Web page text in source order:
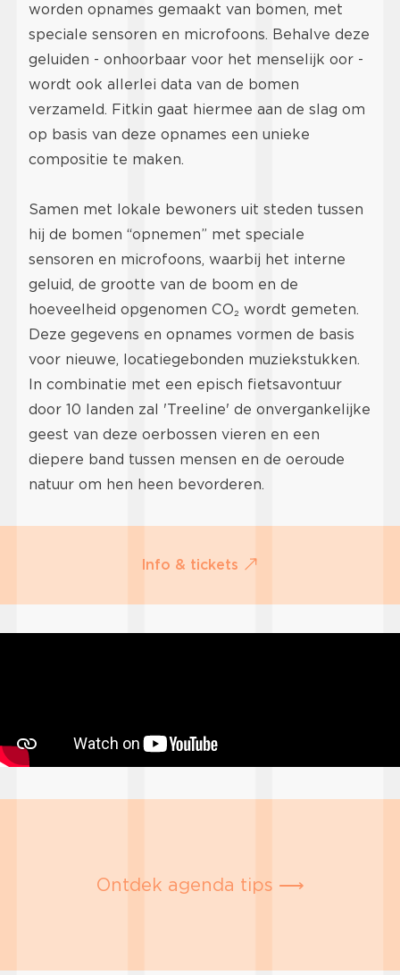
worden opnames gemaakt van bomen, met
speciale sensoren en microfoons. Behalve deze
geluiden - onhoorbaar voor het menselijk oor -
wordt ook allerlei data van de bomen
verzameld. Fitkin gaat hiermee aan de slag om
op basis van deze opnames een unieke
compositie te maken.
Samen met lokale bewoners uit steden tussen
hij de bomen “opnemen” met speciale
sensoren en microfoons, waarbij het interne
geluid, de grootte van de boom en de
hoeveelheid opgenomen CO₂ wordt gemeten.
Deze gegevens en opnames vormen de basis
voor nieuwe, locatiegebonden muziekstukken.
In combinatie met een episch fietsavontuur
door 10 landen zal 'Treeline' de onvergankelijke
geest van deze oerbossen vieren en een
diepere band tussen mensen en de oeroude
natuur om hen heen bevorderen.
Info & tickets
Ontdek agenda tips ⟶